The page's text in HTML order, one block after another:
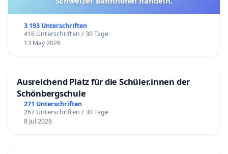
3 193 Unterschriften
416 Unterschriften / 30 Tage
13 May 2026
Ausreichend Platz für die Schüler.innen der
Schönbergschule
271 Unterschriften
267 Unterschriften / 30 Tage
8 Jul 2026